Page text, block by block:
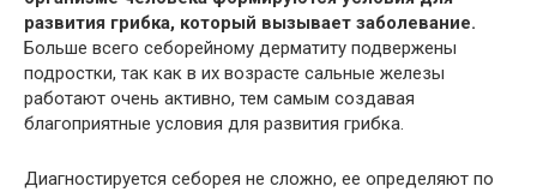
развития грибка, который вызывает заболевание.
Больше всего себорейному дерматиту подвержены
подростки, так как в их возрасте сальные железы
работают очень активно, тем самым создавая
благоприятные условия для развития грибка.
Диагностируется себорея не сложно, ее определяют по